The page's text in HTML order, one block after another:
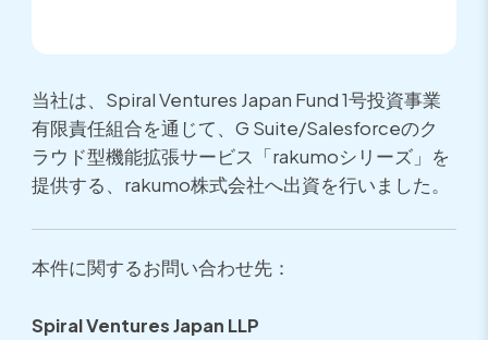
当社は、Spiral Ventures Japan Fund 1号投資事業
有限責任組合を通じて、G Suite/Salesforceのク
ラウド型機能拡張サービス「rakumoシリーズ」を
提供する、rakumo株式会社へ出資を行いました。
本件に関するお問い合わせ先：
Spiral Ventures Japan LLP